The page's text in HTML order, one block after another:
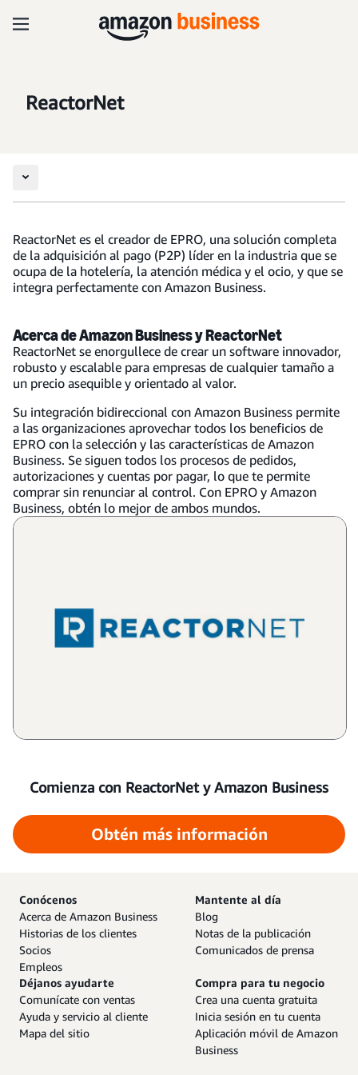
ReactorNet
ReactorNet es el creador de EPRO, una solución completa
de la adquisición al pago (P2P) líder en la industria que se
ocupa de la hotelería, la atención médica y el ocio, y que se
integra perfectamente con Amazon Business.
Acerca de Amazon Business y ReactorNet
ReactorNet se enorgullece de crear un software innovador,
robusto y escalable para empresas de cualquier tamaño a
un precio asequible y orientado al valor.
Su integración bidireccional con Amazon Business permite
a las organizaciones aprovechar todos los beneficios de
EPRO con la selección y las características de Amazon
Business. Se siguen todos los procesos de pedidos,
autorizaciones y cuentas por pagar, lo que te permite
comprar sin renunciar al control. Con EPRO y Amazon
Business, obtén lo mejor de ambos mundos.
Comienza con ReactorNet y Amazon Business
Obtén más información
Conócenos
Acerca de Amazon Business
Historias de los clientes
Socios
Empleos
Mantente al día
Blog
Notas de la publicación
Comunicados de prensa
Déjanos ayudarte
Comunícate con ventas
Ayuda y servicio al cliente
Mapa del sitio
Compra para tu negocio
Crea una cuenta gratuita
Inicia sesión en tu cuenta
Aplicación móvil de Amazon
Business